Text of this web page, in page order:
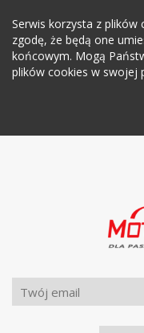
Serwis korzysta z plików
zgodę, że będą one
końcowym. Mogą
plików cookies w swojej